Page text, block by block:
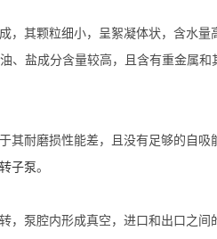
其颗粒细小，呈絮凝体状，含水量
、盐成分含量较高，且含有重金属和
耐磨损性能差，且没有足够的自吸
子泵。
泵腔内形成真空，进口和出口之间